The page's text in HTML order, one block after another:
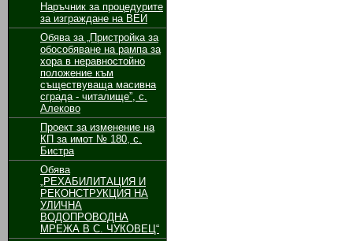
Наръчник за процедурите
за изграждане на ВЕИ
Обява за „Пристройка за
обособяване на рампа за
хора в неравностойно
положение към
съществуваща масивна
сграда - читалище”, с.
Алеково
Проект за изменение на
КП за имот № 180, с.
Бистра
Обява
„РЕХАБИЛИТАЦИЯ И
РЕКОНСТРУКЦИЯ НА
УЛИЧНА
ВОДОПРОВОДНА
МРЕЖА В С. ЧУКОВЕЦ“